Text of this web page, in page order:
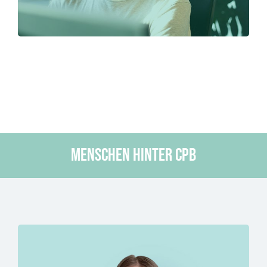
Menschen hinter CPB